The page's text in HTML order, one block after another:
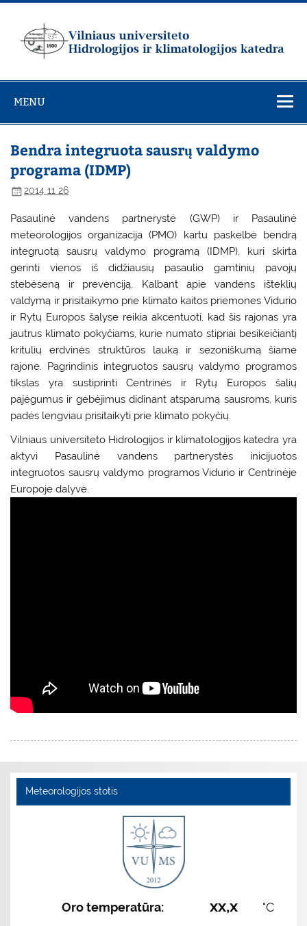
Skip
universiteto
Hidrologijos ir
klimatologijos
katedra
MENU
Bendra integruota sausrų valdymo
programa (IDMP)
2014 11 26
Pasaulinė vandens partnerystė (GWP) ir Pasaulinė
meteorologijos organizacija (PMO) kartu paskelbė bendrą
integruotą sausrų valdymo programą (IDMP), kuri skirta
gerinti vienos iš didžiausių pasaulio gamtinių pavojų
stebėseną ir prevenciją. Kalbant apie vandens išteklių
valdymą ir prisitaikymo prie klimato kaitos priemones Vidurio
ir Rytų Europos šalyse reikia akcentuoti, kad šis rajonas yra
jautrus klimato pokyčiams, kurie numato stipriai besikeičiantį
kritulių erdvinės struktūros lauką ir sezoniškumą šiame
rajone. Pagrindinis integruotos sausrų valdymo programos
tikslas yra sustiprinti Centrinės ir Rytų Europos šalių
pajėgumus ir gebėjimus didinant atsparumą sausroms, kuris
padės lengviau prisitaikyti prie klimato pokyčių.
Vilniaus universiteto Hidrologijos ir klimatologijos katedra yra
aktyvi Pasaulinė vandens partnerystės inicijuotos
integruotos sausrų valdymo programos Vidurio ir Centrinėje
Europoje dalyvė.
Meteorologijos stotis
Oro temperatūra: xx,x °C